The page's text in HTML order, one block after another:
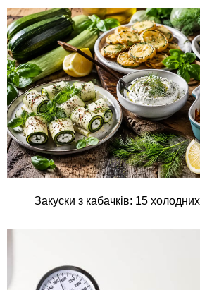
Закуски з кабачків: 15